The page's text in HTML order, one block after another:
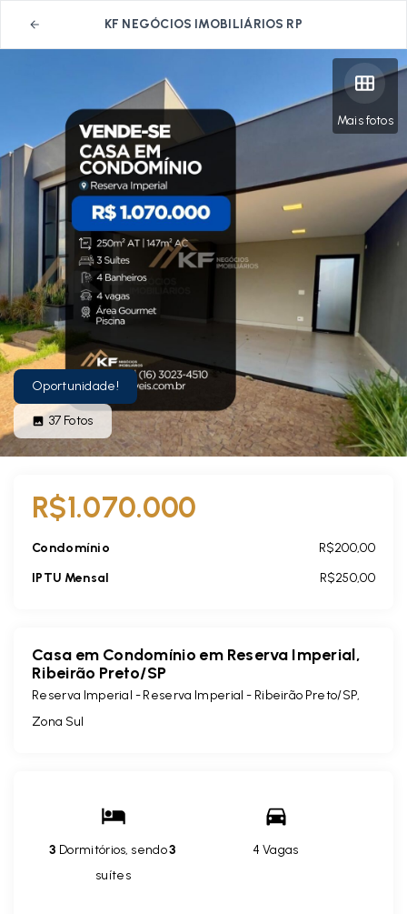
KF NEGÓCIOS IMOBILIÁRIOS RP
Mais fotos
Oportunidade!
37 Fotos
R$1.070.000
Condomínio
R$200,00
IPTU Mensal
R$250,00
Casa em Condomínio em Reserva Imperial,
Ribeirão Preto/SP
Reserva Imperial -Reserva Imperial - Ribeirão Preto/SP,
Zona Sul
3 Dormitórios, sendo3
suítes
4 Vagas